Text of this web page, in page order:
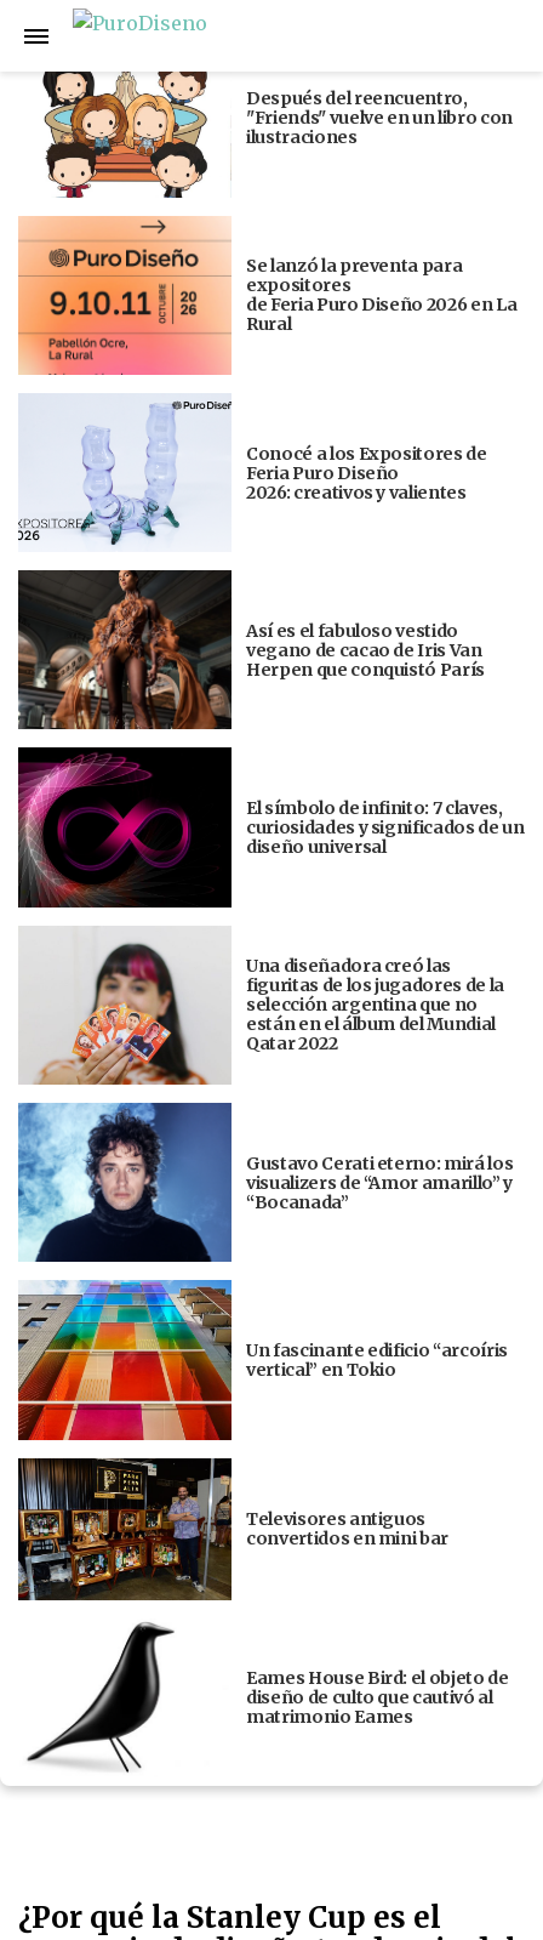
Anterior
Después del reencuentro,
"Friends" vuelve en un libro con
ilustraciones
Se lanzó la preventa para
expositores
de Feria Puro Diseño 2026 en La
Rural
Conocé a los Expositores de
Feria Puro Diseño
2026: creativos y valientes
Así es el fabuloso vestido
vegano de cacao de Iris Van
Herpen que conquistó París
El símbolo de infinito: 7 claves,
curiosidades y significados de un
diseño universal
Una diseñadora creó las
figuritas de los jugadores de la
selección argentina que no
están en el álbum del Mundial
Qatar 2022
Gustavo Cerati eterno: mirá los
visualizers de “Amor amarillo” y
“Bocanada”
Un fascinante edificio “arcoíris
vertical” en Tokio
Televisores antiguos
convertidos en mini bar
Eames House Bird: el objeto de
diseño de culto que cautivó al
matrimonio Eames
Siguiente
¿Por qué la Stanley Cup es el